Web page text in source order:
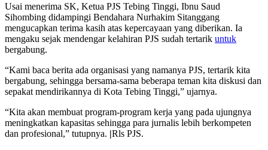
Usai menerima SK, Ketua PJS Tebing Tinggi, Ibnu Saud
Sihombing didampingi Bendahara Nurhakim Sitanggang
mengucapkan terima kasih atas kepercayaan yang diberikan. Ia
mengaku sejak mendengar kelahiran PJS sudah tertarik untuk
bergabung.
“Kami baca berita ada organisasi yang namanya PJS, tertarik kita
bergabung, sehingga bersama-sama beberapa teman kita diskusi dan
sepakat mendirikannya di Kota Tebing Tinggi,” ujarnya.
“Kita akan membuat program-program kerja yang pada ujungnya
meningkatkan kapasitas sehingga para jurnalis lebih berkompeten
dan profesional,” tutupnya. |Rls PJS.